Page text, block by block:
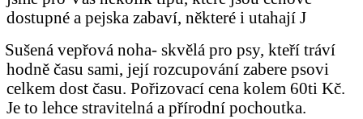
dostupné a pejska zabaví, některé i utahají J
Sušená vepřová noha- skvělá pro psy, kteří tráví
hodně času sami, její rozcupování zabere psovi
celkem dost času. Pořizovací cena kolem 60ti Kč.
Je to lehce stravitelná a přírodní pochoutka.